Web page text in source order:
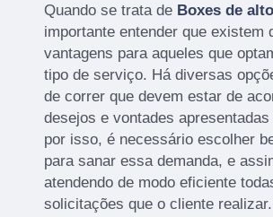
Quando se trata de Boxes de
importante entender que existem
vantagens para aqueles que
tipo de serviço. Há diversas
de correr que devem estar de
desejos e vontades
por isso, é necessário escolher
para sanar essa demanda, e
atendendo de modo eficiente
solicitações que o cliente